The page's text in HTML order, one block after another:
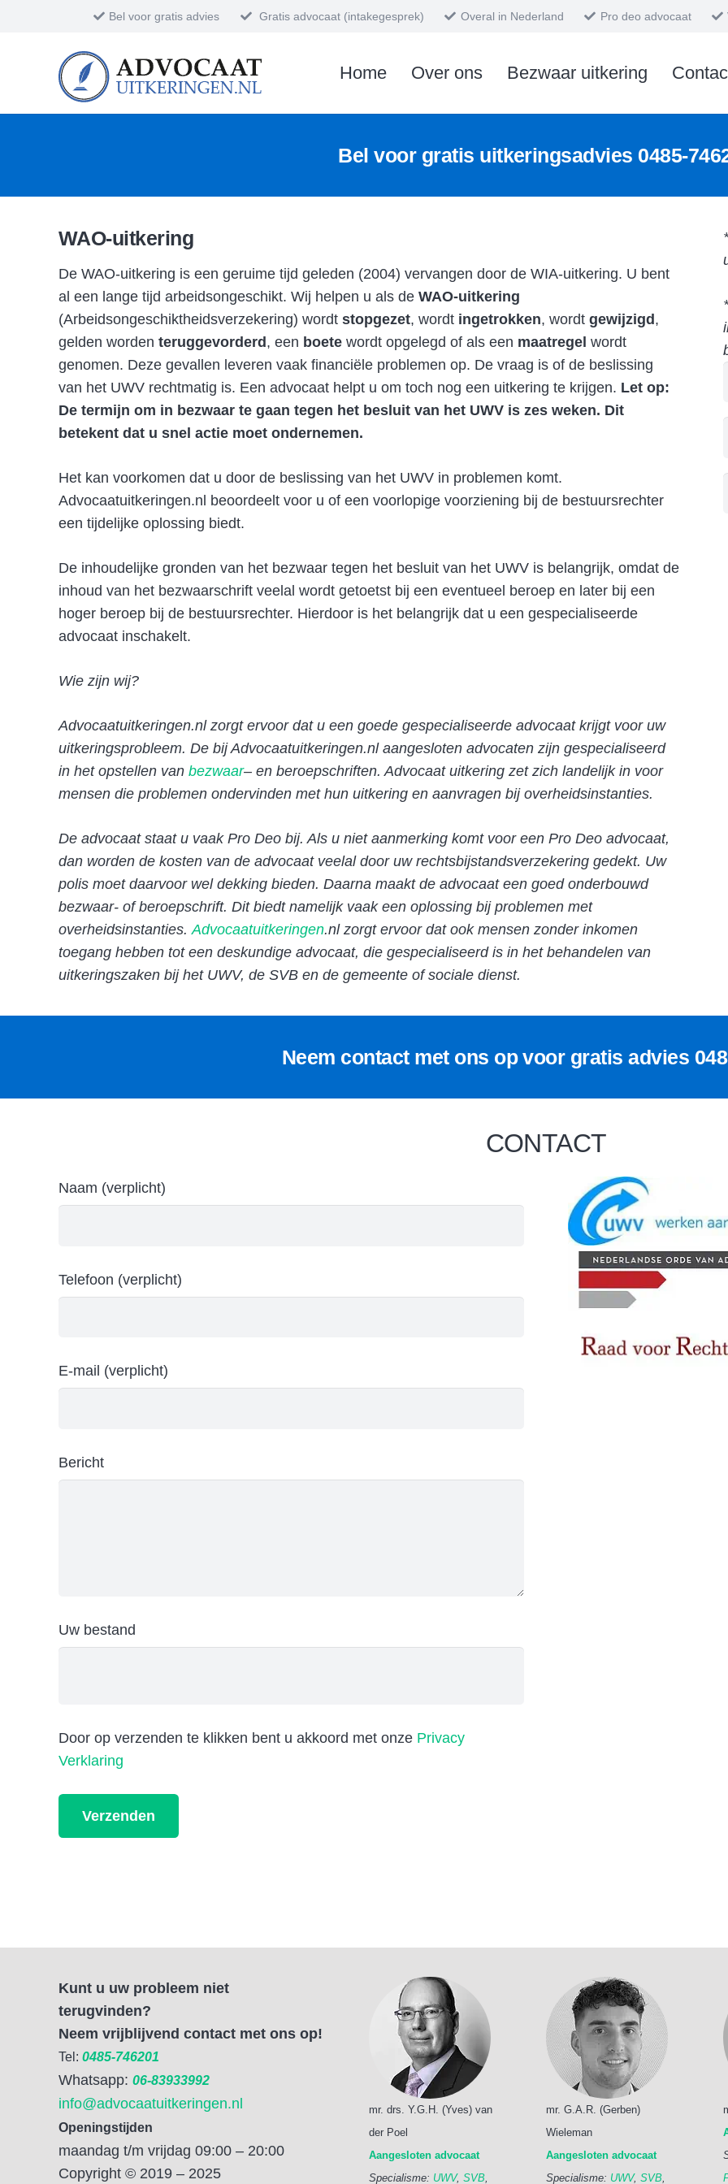
Bel voor gratis advies Gratis advocaat (intakegesprek) Overal in Nederland Pro deo advocaat
Home Over ons Bezwaar uitkering
Bel voor gratis uitkeringsadvies 0485-
WAO-uitkering
De WAO-uitkering is een geruime tijd geleden (2004) vervangen door de WIA-uitkering. U bent
al een lange tijd arbeidsongeschikt. Wij helpen u als de WAO-uitkering
(Arbeidsongeschiktheidsverzekering) wordt stopgezet, wordt ingetrokken, wordt gewijzigd ,
gelden worden teruggevorderd , een boete wordt opgelegd of als een maatregel wordt
genomen. Deze gevallen leveren vaak financiële problemen op. De vraag is of de beslissing
van het UWV rechtmatig is. Een advocaat helpt u om toch nog een uitkering te krijgen. Let op:
De termijn om in bezwaar te gaan tegen het besluit van het UWV is zes weken. Dit
betekent dat u snel actie moet ondernemen.
Het kan voorkomen dat u door de beslissing van het UWV in problemen komt.
Advocaatuitkeringen.nl beoordeelt voor u of een voorlopige voorziening bij de bestuursrechter
een tijdelijke oplossing biedt.
De inhoudelijke gronden van het bezwaar tegen het besluit van het UWV is belangrijk, omdat de
inhoud van het bezwaarschrift veelal wordt getoetst bij een eventueel beroep en later bij een
hoger beroep bij de bestuursrechter. Hierdoor is het belangrijk dat u een gespecialiseerde
advocaat inschakelt.
Wie zijn wij?
Advocaatuitkeringen.nl zorgt ervoor dat u een goede gespecialiseerde advocaat krijgt voor uw
uitkeringsprobleem. De bij Advocaatuitkeringen.nl aangesloten advocaten zijn gespecialiseerd
in het opstellen van bezwaar– en beroepschriften. Advocaat uitkering zet zich landelijk in voor
mensen die problemen ondervinden met hun uitkering en aanvragen bij overheidsinstanties.
De advocaat staat u vaak Pro Deo bij. Als u niet aanmerking komt voor een Pro Deo advocaat,
dan worden de kosten van de advocaat veelal door uw rechtsbijstandsverzekering gedekt. Uw
polis moet daarvoor wel dekking bieden. Daarna maakt de advocaat een goed onderbouwd
bezwaar- of beroepschrift. Dit biedt namelijk vaak een oplossing bij problemen met
overheidsinstanties.Advocaatuitkeringen.nl zorgt ervoor dat ook mensen zonder inkomen
toegang hebben tot een deskundige advocaat, die gespecialiseerd is in het behandelen van
uitkeringszaken bij het UWV, de SVB en de gemeente of sociale dienst.
Neem contact met ons op voor gratis advies
CONTACT
Naam (verplicht)
Telefoon (verplicht)
E-mail (verplicht)
Bericht
Uw bestand
Door op verzenden te klikken bent u akkoord met onze Privacy
Verklaring
Kunt u uw probleem niet
terugvinden?
Neem vrijblijvend contact met ons op!
Tel: 0485-746201
Whatsapp: 06-83933992
info@advocaatuitkeringen.nl
Openingstijden
maandag t/m vrijdag 09:00 – 20:00
Copyright © 2019 – 2025
mr. drs. Y.G.H. (Yves) van
der Poel
Aangesloten advocaat
Specialisme: UWV, SVB,
mr. G.A.R. (Gerben)
Wieleman
Aangesloten advocaat
Specialisme: UWV, SVB,